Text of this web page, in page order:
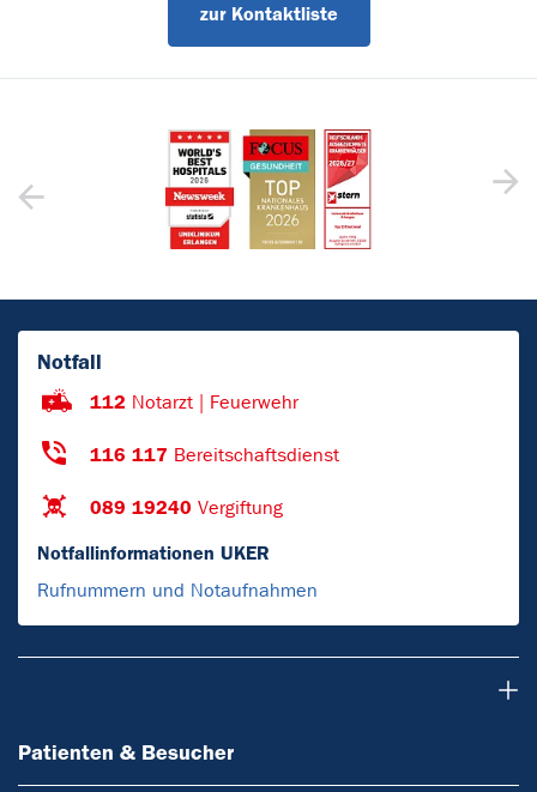
zur Kontaktliste
Notfall
112 Notarzt | Feuerwehr
116 117 Bereitschaftsdienst
089 19240 Vergiftung
Notfallinformationen UKER
Rufnummern und Notaufnahmen
Patienten & Besucher